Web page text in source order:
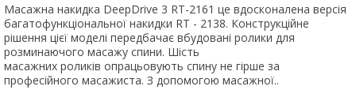
Масажна накидка DeepDrive 3 RT-2161 це вдосконалена версія
багатофункціональної накидки RT - 2138. Конструкційне
рішення цієї моделі передбачає вбудовані ролики для
розминаючого масажу спини. Шість
масажних роликів опрацьовують спину не гірше за
професійного масажиста. З допомогою масажної..